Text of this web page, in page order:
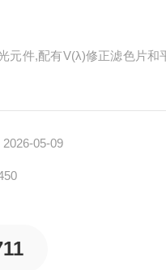
元件,配有V(λ)修正滤色片和
05-09